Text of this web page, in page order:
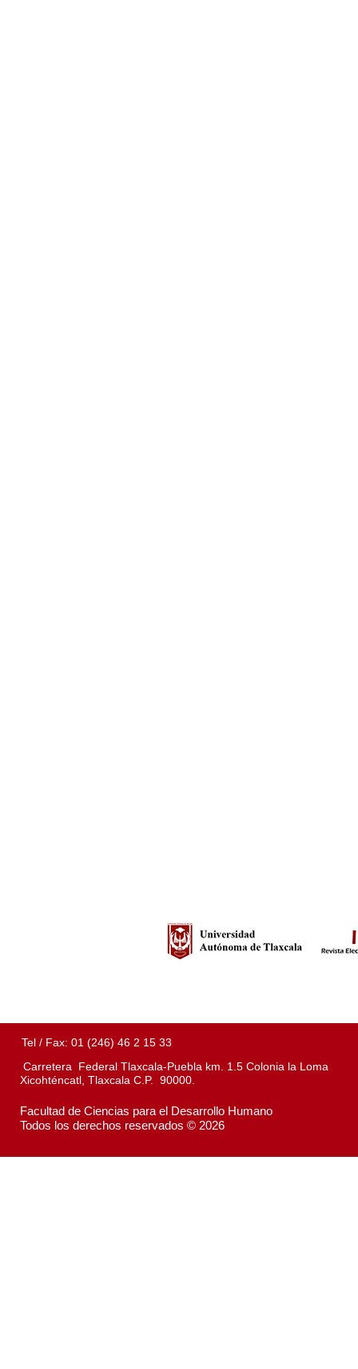
Tel / Fax: 01 (246) 46 2 15 33
Carretera Federal Tlaxcala-Puebla km. 1.5 Colonia la Loma
Xicohténcatl, Tlaxcala C.P. 90000.
Facultad de Ciencias para el Desarrollo Humano
Todos los derechos reservados © 2026